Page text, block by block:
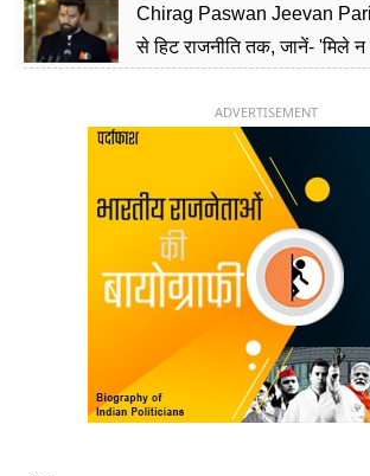
Chirag Paswan Jeevan
से हिट राजनीति तक, जानें- 'मिले न
ADVERTISEMENT